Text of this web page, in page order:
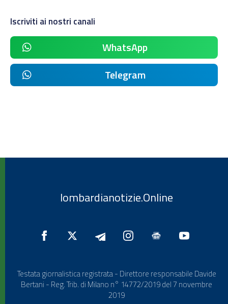
Iscriviti ai nostri canali
WhatsApp
Telegram
lombardianotizie.Online
Testata giornalistica registrata - Direttore responsabile Davide
Bertani - Reg. Trib. di Milano n° 14772/2019 del 7 novembre
2019